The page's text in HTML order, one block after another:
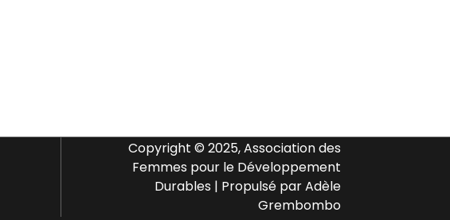
Copyright © 2025, Association des
Femmes pour le Développement
Durables | Propulsé par Adèle
Grembombo